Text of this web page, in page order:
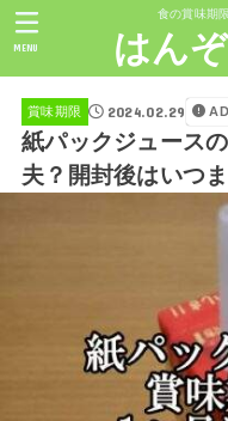
食の賞味期
はん
MENU
賞味期限 2024.02.29
紙パックジュース
夫？開封後はいつ